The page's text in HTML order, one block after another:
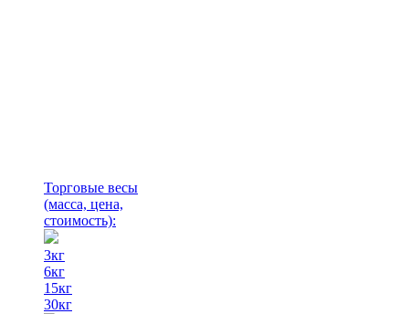
Торговые весы
(масса, цена,
стоимость):
3кг
6кг
15кг
30кг